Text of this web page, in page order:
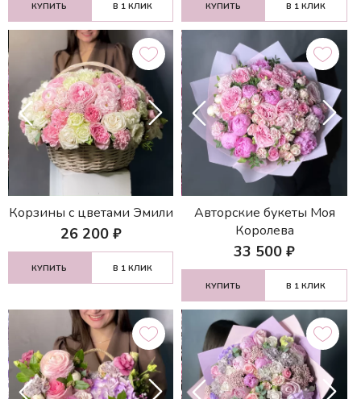
КУПИТЬ В 1 КЛИК КУПИТЬ В 1 КЛИК
Корзины с цветами Эмили
26 200₽
КУПИТЬ В 1 КЛИК
Авторские букеты Моя
Королева
33 500 ₽
КУПИТЬ В 1 КЛИК